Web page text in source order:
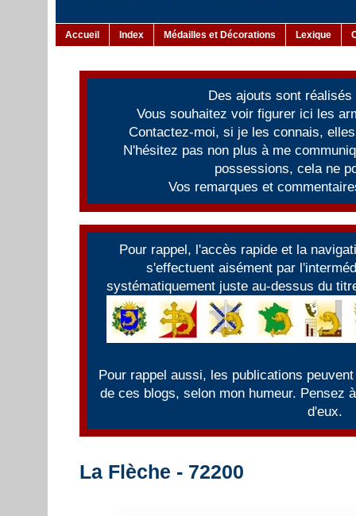
Accueil Index Médailles et Décorations Lexique
Des ajouts sont
Vous souhaitez voir figurer ici les
Contactez-moi, si je les connais,
N'hésitez pas non plus à me
possessions, cela ne
Vos remarques et
Pour rappel, l'accès rapide et la
s'effectuent aisément par
systématiquement juste au-dessus du
Pour rappel aussi, les publications
de ces blogs, selon mon humeur. Pensez
d'eux.
La Flèche - 72200